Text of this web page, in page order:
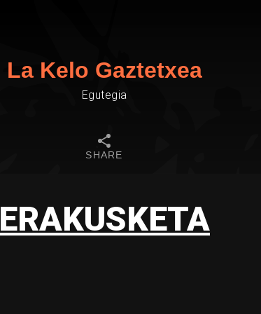
La Kelo Gaztetxea
Egutegia
SHARE
ERAKUSKETA